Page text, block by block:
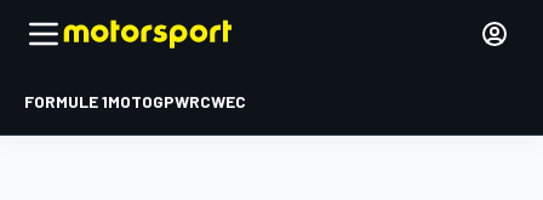
FORMULE 1MOTOGPWRCWEC